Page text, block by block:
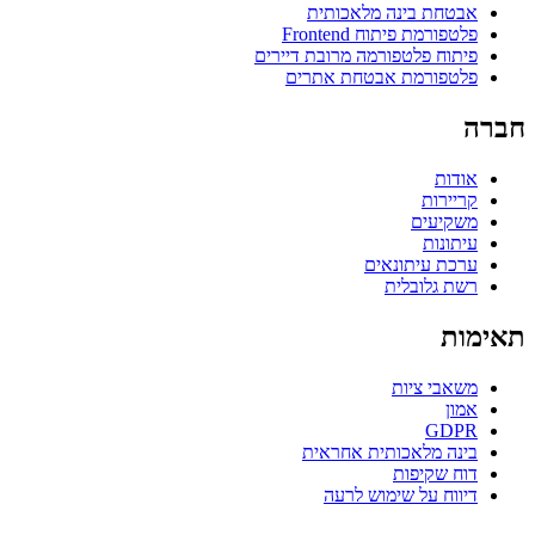
אבטחת בינה מלאכותית
פלטפורמת פיתוח Frontend
פיתוח פלטפורמה מרובת דיירים
פלטפורמת אבטחת אתרים
חברה
אודות
קריירות
משקיעים
עיתונות
ערכת עיתונאים
רשת גלובלית
תאימות
משאבי ציות
אמון
GDPR
בינה מלאכותית אחראית
דוח שקיפות
דיווח על שימוש לרעה